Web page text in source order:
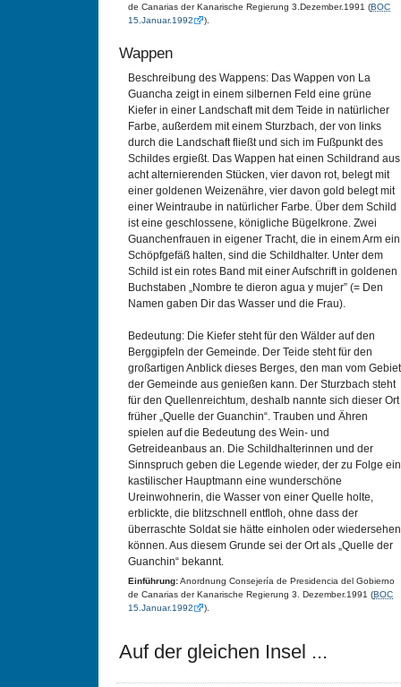
de Canarias der Kanarische Regierung 3.Dezember.1991 (BOC
15.Januar.1992
).
Wappen
Beschreibung des Wappens: Das Wappen von La
Guancha zeigt in einem silbernen Feld eine grüne
Kiefer in einer Landschaft mit dem Teide in natürlicher
Farbe, außerdem mit einem Sturzbach, der von links
durch die Landschaft fließt und sich im Fußpunkt des
Schildes ergießt. Das Wappen hat einen Schildrand aus
acht alternierenden Stücken, vier davon rot, belegt mit
einer goldenen Weizenähre, vier davon gold belegt mit
einer Weintraube in natürlicher Farbe. Über dem Schild
ist eine geschlossene, königliche Bügelkrone. Zwei
Guanchenfrauen in eigener Tracht, die in einem Arm ein
Schöpfgefäß halten, sind die Schildhalter. Unter dem
Schild ist ein rotes Band mit einer Aufschrift in goldenen
Buchstaben „Nombre te dieron agua y mujer” (= Den
Namen gaben Dir das Wasser und die Frau).
Bedeutung: Die Kiefer steht für den Wälder auf den
Berggipfeln der Gemeinde. Der Teide steht für den
großartigen Anblick dieses Berges, den man vom Gebiet
der Gemeinde aus genießen kann. Der Sturzbach steht
für den Quellenreichtum, deshalb nannte sich dieser Ort
früher „Quelle der Guanchin“. Trauben und Ähren
spielen auf die Bedeutung des Wein- und
Getreideanbaus an. Die Schildhalterinnen und der
Sinnspruch geben die Legende wieder, der zu Folge ein
kastilischer Hauptmann eine wunderschöne
Ureinwohnerin, die Wasser von einer Quelle holte,
erblickte, die blitzschnell entfloh, ohne dass der
überraschte Soldat sie hätte einholen oder wiedersehen
können. Aus diesem Grunde sei der Ort als „Quelle der
Guanchin“ bekannt.
Einführung:Anordnung Consejería de Presidencia del Gobierno
de Canarias der Kanarische Regierung 3. Dezember.1991 (BOC
15.Januar.1992
).
Auf der gleichen Insel ...